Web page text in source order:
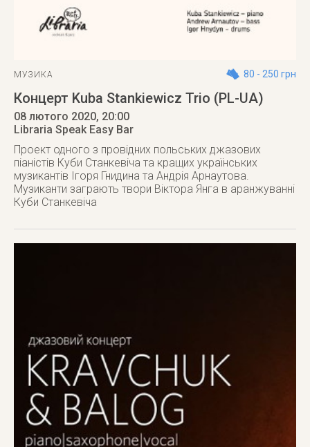
МУЗИКА 80 - 250 грн
Концерт Kuba Stankiewicz Trio (PL-UA)
08 лютого 2020, 20:00
Libraria Speak Easy Bar
Проект одного з провідних польських джазових
піаністів Куби Станкевіча та кращих українських
музикантів Ігоря Гнидина та Андрія Арнаутова.
Музиканти заграють твори Віктора Янга в аранжуванні
Куби Станкевіча